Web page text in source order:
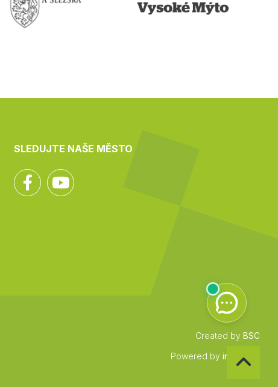
SLEDUJTE NAŠE MĚSTO
Facebook
Created by BSC
Powered by infocount
na